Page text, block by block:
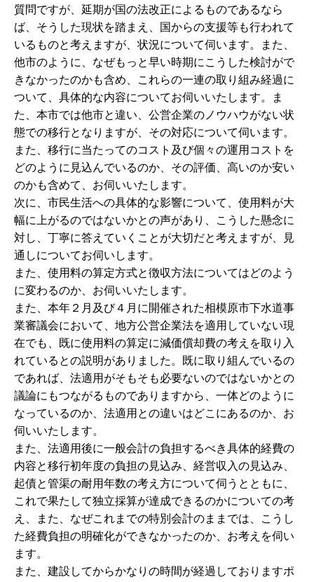
質問ですが、延期が国の法改正によるものであるなら
ば、そうした現状を踏まえ、国からの支援等も行われて
いるものと考えますが、状況について伺います。また、
他市のように、なぜもっと早い時期にこうした検討がで
きなかったのかも含め、これらの一連の取り組み経過に
ついて、具体的な内容についてお伺いいたします。ま
た、本市では他市と違い、公営企業のノウハウがない状
態での移行となりますが、その対応について伺います。
また、移行に当たってのコスト及び個々の運用コストを
どのように見込んでいるのか、その評価、高いのか安い
のかも含めて、お伺いいたします。
次に、市民生活への具体的な影響について、使用料が大
幅に上がるのではないかとの声があり、こうした懸念に
対し、丁寧に答えていくことが大切だと考えますが、見
通しについてお伺いします。
また、使用料の算定方式と徴収方法についてはどのよう
に変わるのか、お伺いいたします。
また、本年２月及び４月に開催された相模原市下水道事
業審議会において、地方公営企業法を適用していない現
在でも、既に使用料の算定に減価償却費の考えを取り入
れているとの説明がありました。既に取り組んでいるの
であれば、法適用がそもそも必要ないのではないかとの
議論にもつながるものでありますから、一体どのように
なっているのか、法適用との違いはどこにあるのか、お
伺いいたします。
また、法適用後に一般会計の負担するべき具体的経費の
内容と移行初年度の負担の見込み、経営収入の見込み、
起債と管渠の耐用年数の考え方について伺うとともに、
これで果たして独立採算が達成できるのかについての考
え、また、なぜこれまでの特別会計のままでは、こうし
た経費負担の明確化ができなかったのか、お考えを伺い
ます。
また、建設してからかなりの時間が経過しておりますポ